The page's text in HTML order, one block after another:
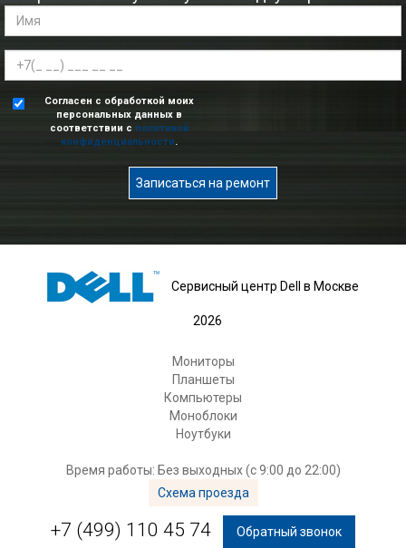
Согласен с обработкой моих
персональных данных в
соответствии с политикой
конфиденциальности.
Записаться на ремонт
Сервисный центр Dell в Москве
2026
Мониторы
Планшеты
Компьютеры
Моноблоки
Ноутбуки
Время работы: Без выходных (с 9:00 до 22:00)
Схема проезда
+7 (499) 110 45 74 Обратный звонок